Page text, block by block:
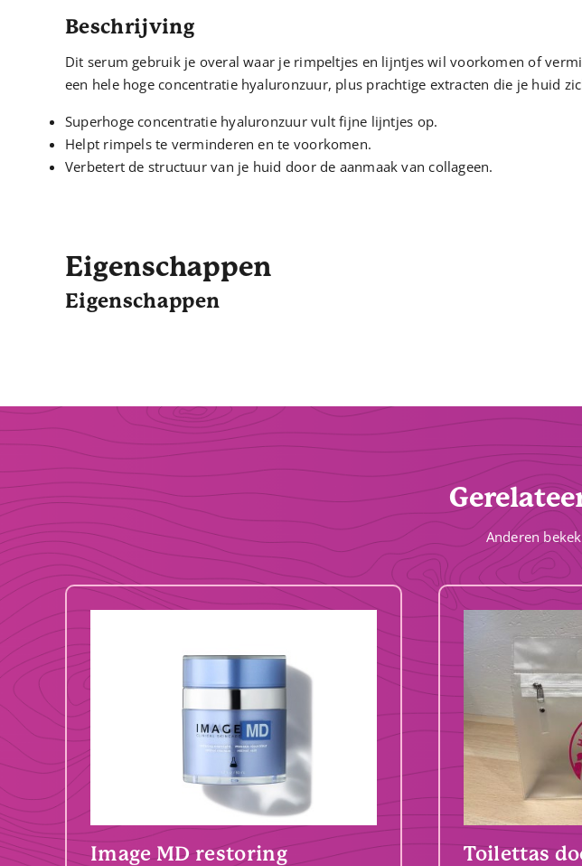
Beschrijving
Dit serum gebruik je overal waar je rimpeltjes en lijntjes wil voorkomen of
een hele hoge concentratie hyaluronzuur, plus prachtige extracten die je huid
Superhoge concentratie hyaluronzuur vult fijne lijntjes op.
Helpt rimpels te verminderen en te voorkomen.
Verbetert de structuur van je huid door de aanmaak van collageen.
Eigenschappen
Eigenschappen
Anderen
Image MD restoring
Toilettas